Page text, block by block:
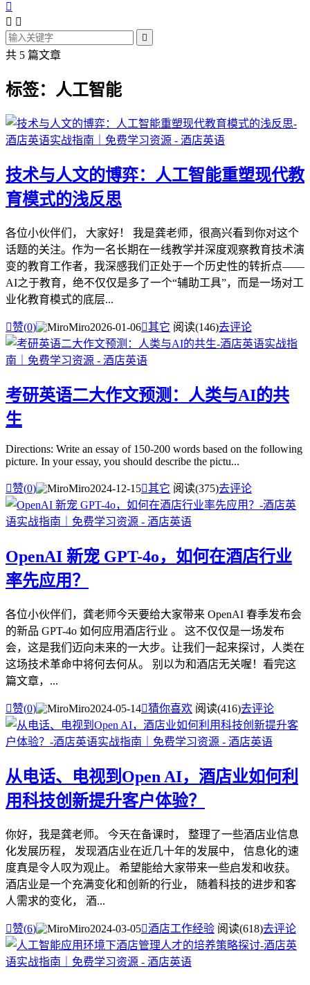

 

共 5 篇文章
标签：人工智能
技术与人文的博弈：人工智能重塑现代教
育模式的浅反思
各位小伙伴们， 大家好！ 我是龚老师，很高兴看到你对这个
话题的关注。作为一名长期在一线教学并深度观察教育技术演
变的教育工作者，我深感我们正处于一个历史性的转折点——
AI之于教育，绝不仅仅是多了一个“辅助工具”，而是一场对工
业化教育模式的底层...
赞(0) Miro2026-01-06其它 阅读(146)去评论
考研英语二大作文预测：人类与AI的共
生
Directions: Write an essay of 150-200 words based on the following
picture. In your essay, you should describe the pictu...
赞(0) Miro2024-12-15其它 阅读(375)去评论
OpenAI 新宠 GPT-4o，如何在酒店行业
率先应用？
各位小伙伴们，龚老师今天要给大家带来 OpenAI 春季发布会
的新品 GPT-4o 如何应用酒店行业 。 这不仅仅是一场发布
会，这是我们迈向未来的一大步。让我们一起来探讨，人类在
这场技术革命中将何去何从。 别以为和酒店无关喔！看完这
篇文章，...
赞(0) Miro2024-05-14猜你喜欢 阅读(416)去评论
从电话、电视到Open AI，酒店业如何利
用科技创新提升客户体验？
你好，我是龚老师。 今天在备课时， 整理了一些酒店业信息
化发展历程， 发现酒店业在近几十年的发展中， 信息化的速
度真是令人叹为观止。 希望能给大家带来一些启发和收获。
酒店业是一个充满变化和创新的行业， 随着科技的进步和客
人需求的变化， 酒...
赞(6) Miro2024-03-05酒店工作经验 阅读(618)去评论